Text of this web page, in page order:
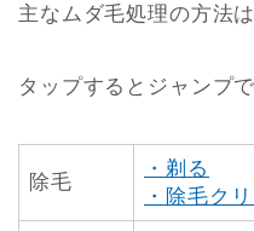
主なムダ毛処理の方法
タップするとジャンプ
除毛
・剃る
・除毛ク